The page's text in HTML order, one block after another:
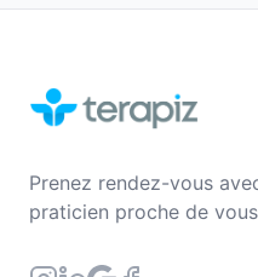
Prenez rendez-vous
praticien proche de